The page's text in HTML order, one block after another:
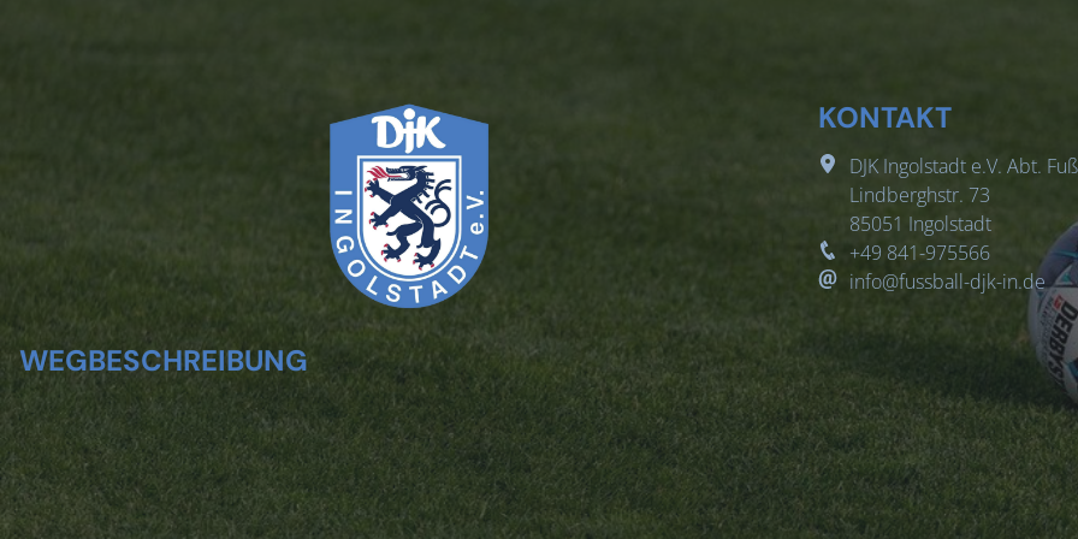
KONTAKT
DJK Ingolstadt e.V. Abt.
Lindberghstr. 73
85051 Ingolstadt
+49 841-975566
info@fussball-djk-in.de
WEGBESCHREIBUNG